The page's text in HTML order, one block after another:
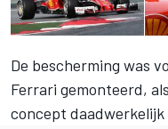
De bescherming was
Ferrari gemonteerd,
concept